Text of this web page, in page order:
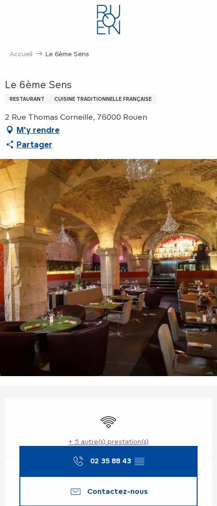
Accueil Le 6ème Sens
Le 6ème Sens
RESTAURANT CUISINE TRADITIONNELLE FRANÇAISE
2 Rue Thomas Corneille, 76000 Rouen
M'y rendre
Partager
WiFi
+ 5 autre(s) prestation(s)
02 35 88 43 ▒▒
Contactez-nous